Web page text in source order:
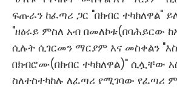
ፍጡራን ከፈጣሪ ጋር "በክብር ተካክለዋል"
"ዘዕሩይ ምስለ አብ በመለኮቱ(በባሕይርው
ሲሉት ሲገርመን ማርያም እና መስቀልን
በክብሮሙ(በክብር ተካክለዋል)" ሲሏቸው
ስለተስተካከሉ ለፈጣሪ የሚገባው የፈጣሪ